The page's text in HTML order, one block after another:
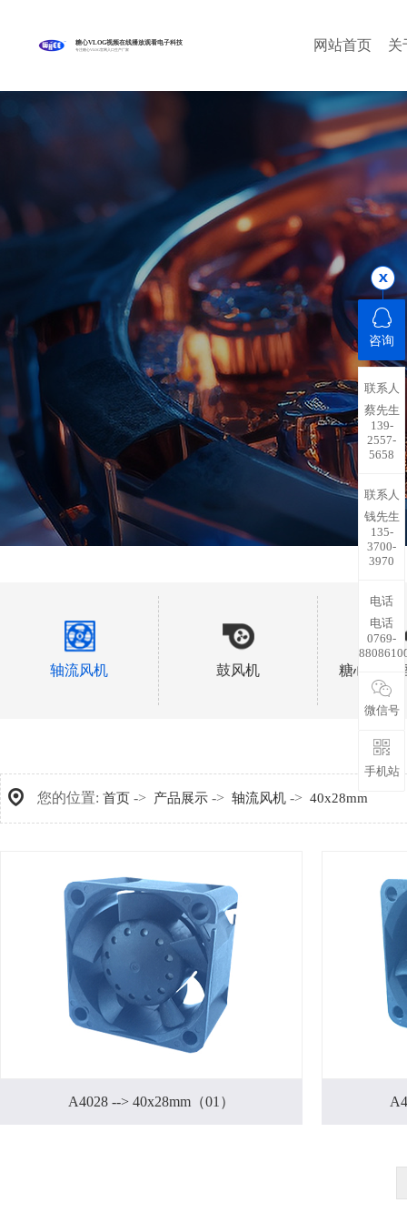
糖心VLOG视频在线播放观看电子科技
专注糖心VLOG官网入口生产厂家 网站首页 关
轴流风机 鼓风机 糖心视频
您的位置: 首页 -> 产品展示 -> 轴流风机 -> 40x28mm
A4028 --> 40x28mm（01）
咨询
联系人
蔡先生
139-
2557-
5658
联系人
钱先生
135-
3700-
3970
电话
电话
0769-
微信号
手机站